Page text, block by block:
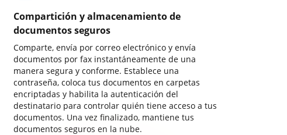
Compartición y almacenamiento de
documentos seguros
Comparte, envía por correo electrónico y envía
documentos por fax instantáneamente de una
manera segura y conforme. Establece una
contraseña, coloca tus documentos en carpetas
encriptadas y habilita la autenticación del
destinatario para controlar quién tiene acceso a tus
documentos. Una vez finalizado, mantiene tus
documentos seguros en la nube.